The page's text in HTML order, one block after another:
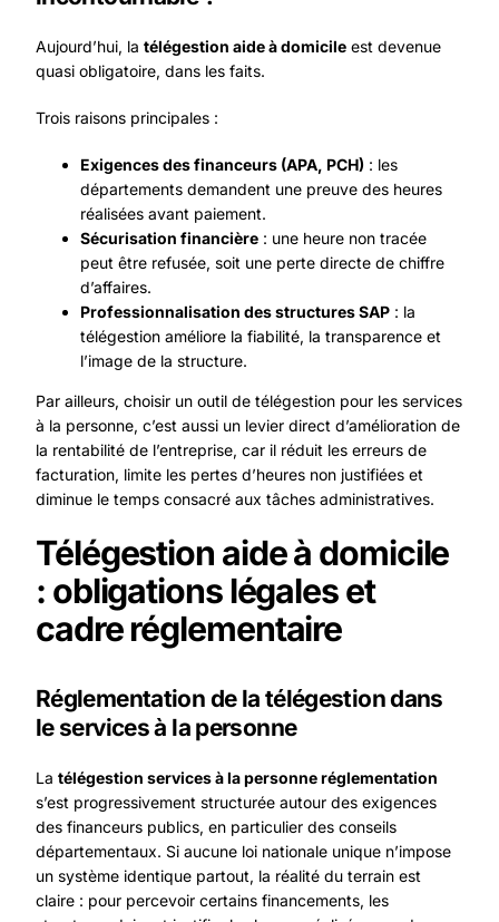
Aujourd’hui, la télégestion aide à domicileest devenue
quasi obligatoire, dans les faits.
Trois raisons principales :
Exigences des financeurs (APA, PCH) : les
départements demandent une preuve des heures
réalisées avant paiement.
Sécurisation financière: une heure non tracée
peut être refusée, soit une perte directe de chiffre
d’affaires.
Professionnalisation des structures SAP: la
télégestion améliore la fiabilité, la transparence et
l’image de la structure.
Par ailleurs, choisir un outil de télégestion pour les services
à la personne, c’est aussi un levier direct d’amélioration de
la rentabilité de l’entreprise, car il réduit les erreurs de
facturation, limite les pertes d’heures non justifiées et
diminue le temps consacré aux tâches administratives.
Télégestion aide à domicile
: obligations légales et
cadre réglementaire
Réglementation de la télégestion dans
le services à la personne
La télégestion services à la personne réglementation
s’est progressivement structurée autour des exigences
des financeurs publics, en particulier des conseils
départementaux. Si aucune loi nationale unique n’impose
un système identique partout, la réalité du terrain est
claire : pour percevoir certains financements, les